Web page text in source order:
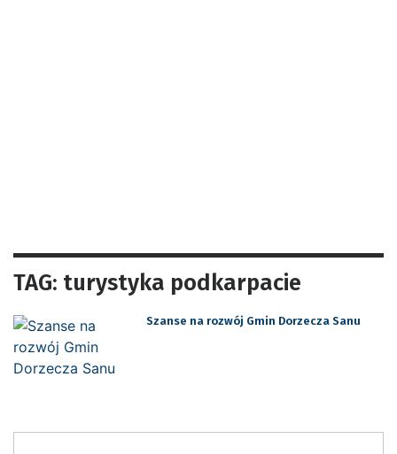
TAG: turystyka podkarpacie
Szanse na rozwój Gmin Dorzecza Sanu